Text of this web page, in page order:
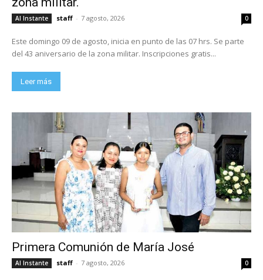
Al Instante staff - 7 agosto, 2026 0
Este domingo 09 de agosto, inicia en punto de las 07 hrs. Se parte
del 43 aniversario de la zona militar. Inscripciones gratis...
Leer más
Primera Comunión de María José
Al Instante staff - 7 agosto, 2026 0